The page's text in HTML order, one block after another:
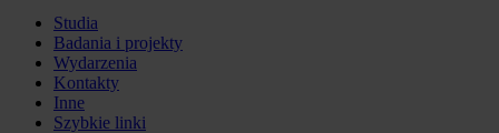
Studia
Badania i projekty
Wydarzenia
Kontakty
Inne
Szybkie linki